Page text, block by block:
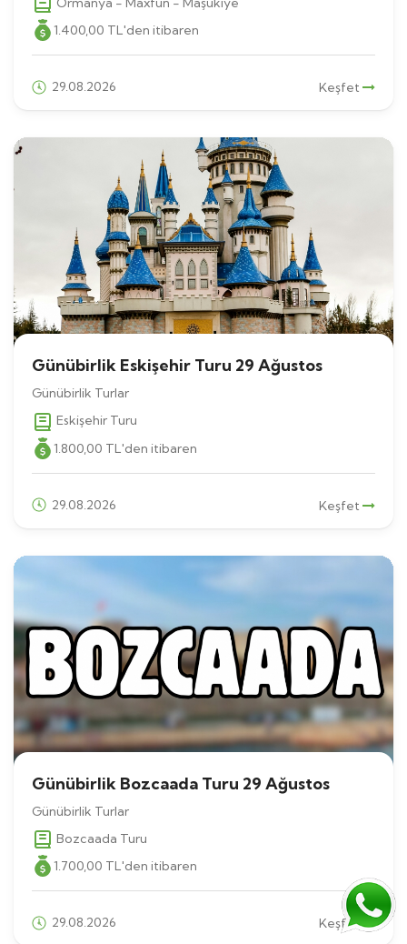
1.400,00 TL'den itibaren
29.08.2026 Keşfet
Günübirlik Eskişehir Turu 29 Ağustos
Günübirlik Turlar
Eskişehir Turu
1.800,00 TL'den itibaren
29.08.2026 Keşfet
Günübirlik Bozcaada Turu 29 Ağustos
Günübirlik Turlar
Bozcaada Turu
1.700,00 TL'den itibaren
29.08.2026 Keşfet